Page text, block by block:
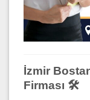
İzmir
Firması 🛠️